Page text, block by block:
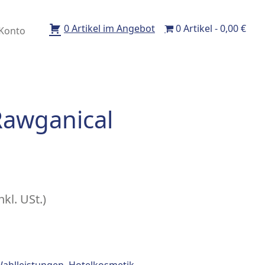
0 Artikel im Angebot 0 Artikel 0,00 €
USt.)